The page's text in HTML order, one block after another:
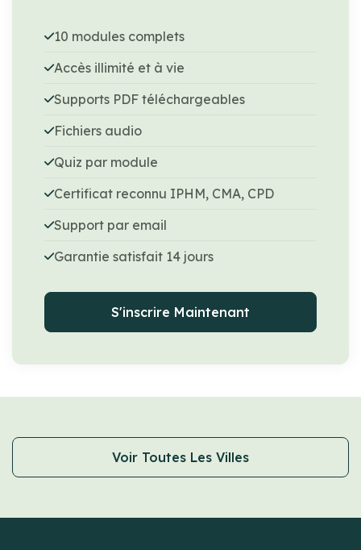
10 modules complets
Accès illimité et à vie
Supports PDF téléchargeables
Fichiers audio
Quiz par module
Certificat reconnu IPHM, CMA, CPD
Support par email
Garantie satisfait 14 jours
S'inscrire Maintenant
Voir Toutes Les Villes